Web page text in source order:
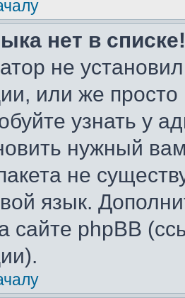
нет в списке!
не
или же
узнать у
нужный
не
язык.
сайте phpBB